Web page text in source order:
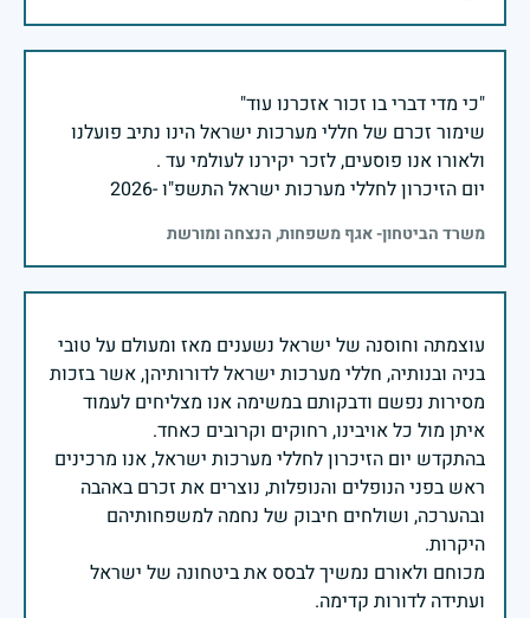
שימור זכרם של חללי מערכות ישראל הינו נתיב פועלנו
יום הזיכרון לחללי מערכות ישראל התשפ"ו -2026
משרד הביטחון- אגף משפחות, הנצחה ומורשת
עוצמתה וחוסנה של ישראל נשענים מאז ומעולם על טובי
בניה ובנותיה, חללי מערכות ישראל לדורותיהן, אשר בזכות
מסירות נפשם ודבקותם במשימה אנו מצליחים לעמוד
בהתקדש יום הזיכרון לחללי מערכות ישראל, אנו מרכינים
ראש בפני הנופלים והנופלות, נוצרים את זכרם באהבה
ובהערכה, ושולחים חיבוק של נחמה למשפחותיהם
מכוחם ולאורם נמשיך לבסס את ביטחונה של ישראל
ועתידה לדורות קדימה.